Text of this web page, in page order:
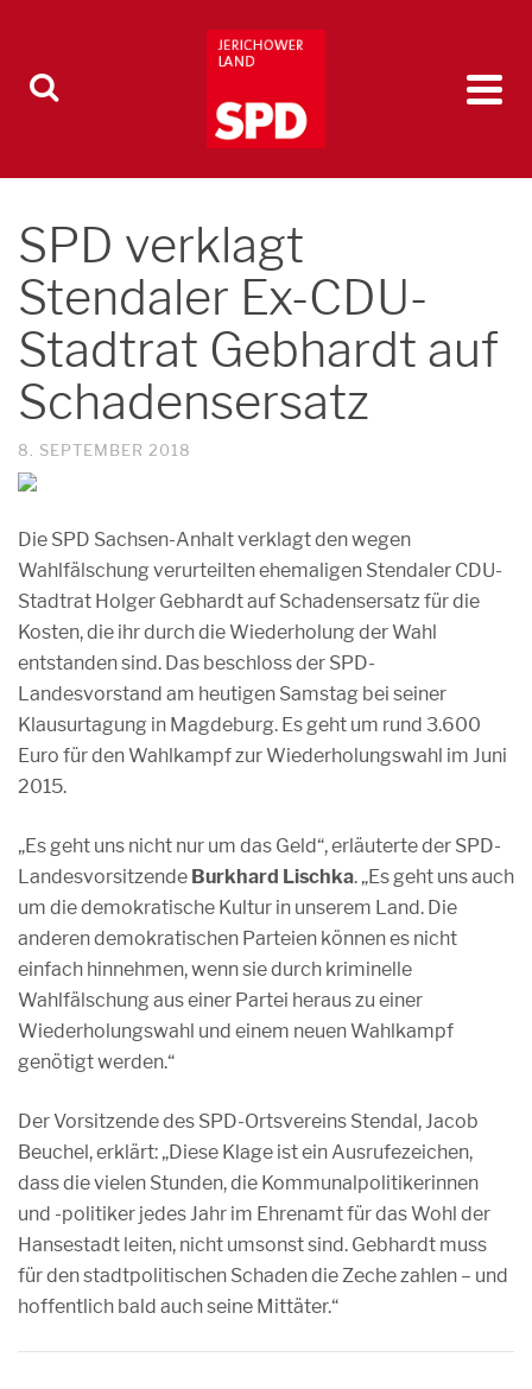
SPD verklagt
Stendaler Ex-CDU-
Stadtrat Gebhardt auf
Schadensersatz
8. SEPTEMBER 2018
Die SPD Sachsen-Anhalt verklagt den wegen
Wahlfälschung verurteilten ehemaligen Stendaler CDU-
Stadtrat Holger Gebhardt auf Schadensersatz für die
Kosten, die ihr durch die Wiederholung der Wahl
entstanden sind. Das beschloss der SPD-
Landesvorstand am heutigen Samstag bei seiner
Klausurtagung in Magdeburg. Es geht um rund 3.600
Euro für den Wahlkampf zur Wiederholungswahl im Juni
2015.
„Es geht uns nicht nur um das Geld“, erläuterte der SPD-
Landesvorsitzende Burkhard Lischka. „Es geht uns auch
um die demokratische Kultur in unserem Land. Die
anderen demokratischen Parteien können es nicht
einfach hinnehmen, wenn sie durch kriminelle
Wahlfälschung aus einer Partei heraus zu einer
Wiederholungswahl und einem neuen Wahlkampf
genötigt werden.“
Der Vorsitzende des SPD-Ortsvereins Stendal, Jacob
Beuchel, erklärt: „Diese Klage ist ein Ausrufezeichen,
dass die vielen Stunden, die Kommunalpolitikerinnen
und -politiker jedes Jahr im Ehrenamt für das Wohl der
Hansestadt leiten, nicht umsonst sind. Gebhardt muss
für den stadtpolitischen Schaden die Zeche zahlen – und
hoffentlich bald auch seine Mittäter.“